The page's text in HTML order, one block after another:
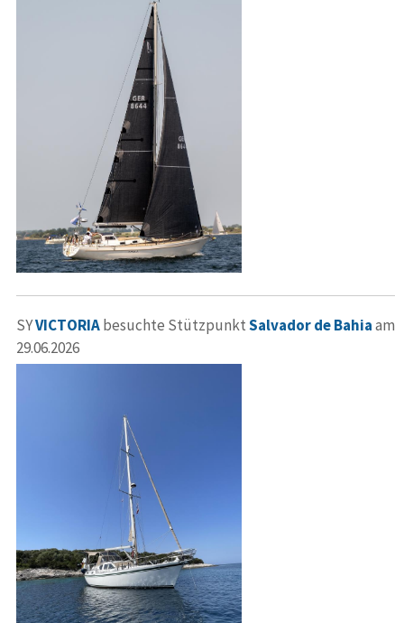
SYVICTORIAbesuchte StützpunktSalvador de Bahiaam
29.06.2026